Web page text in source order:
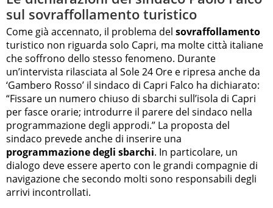
sul sovraffollamento turistico
Come già accennato, il problema del sovraffollamento
turistico non riguarda solo Capri, ma molte città italiane
che soffrono dello stesso fenomeno. Durante
un’intervista rilasciata al Sole 24 Ore e ripresa anche da
‘Gambero Rosso’ il sindaco di Capri Falco ha dichiarato:
“Fissare un numero chiuso di sbarchi sull’isola di Capri
per fasce orarie; introdurre il parere del sindaco nella
programmazione degli approdi.” La proposta del
sindaco prevede anche di inserire una
programmazione degli sbarchi. In particolare, un
dialogo deve essere aperto con le grandi compagnie di
navigazione che secondo molti sono responsabili degli
arrivi incontrollati.